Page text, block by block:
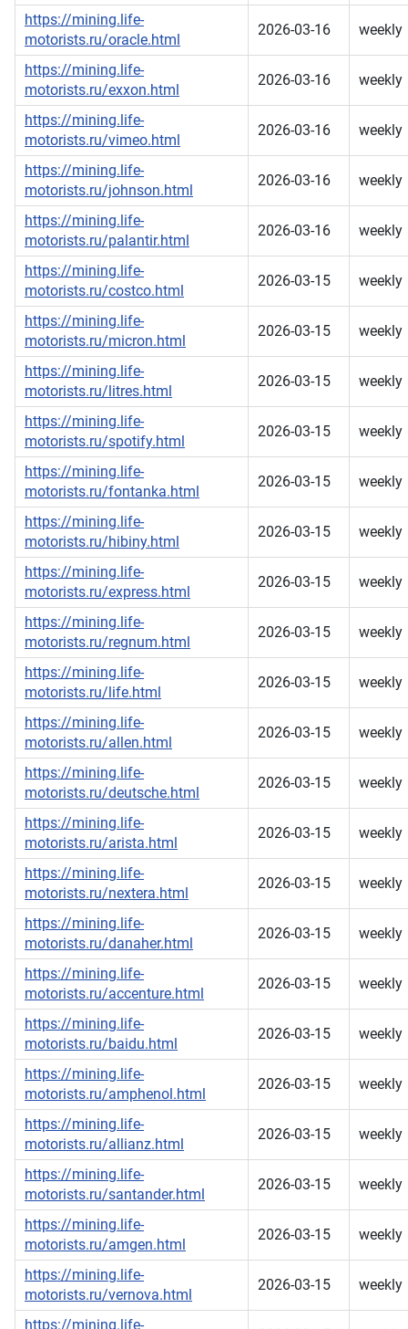
https://mining.life-
motorists.ru/oracle.html
2026-03-16 weekly
https://mining.life-
motorists.ru/exxon.html
2026-03-16 weekly
https://mining.life-
motorists.ru/vimeo.html
2026-03-16 weekly
https://mining.life-
motorists.ru/johnson.html
2026-03-16 weekly
https://mining.life-
motorists.ru/palantir.html
2026-03-16 weekly
https://mining.life-
motorists.ru/costco.html
2026-03-15 weekly
https://mining.life-
motorists.ru/micron.html
2026-03-15 weekly
https://mining.life-
motorists.ru/litres.html
2026-03-15 weekly
https://mining.life-
motorists.ru/spotify.html
2026-03-15 weekly
https://mining.life-
motorists.ru/fontanka.html
2026-03-15 weekly
https://mining.life-
motorists.ru/hibiny.html
2026-03-15 weekly
https://mining.life-
motorists.ru/express.html
2026-03-15 weekly
https://mining.life-
motorists.ru/regnum.html
2026-03-15 weekly
https://mining.life-
motorists.ru/life.html
2026-03-15 weekly
https://mining.life-
motorists.ru/allen.html
2026-03-15 weekly
https://mining.life-
motorists.ru/deutsche.html
2026-03-15 weekly
https://mining.life-
motorists.ru/arista.html
2026-03-15 weekly
https://mining.life-
motorists.ru/nextera.html
2026-03-15 weekly
https://mining.life-
motorists.ru/danaher.html
2026-03-15 weekly
https://mining.life-
motorists.ru/accenture.html
2026-03-15 weekly
https://mining.life-
motorists.ru/baidu.html
2026-03-15 weekly
https://mining.life-
motorists.ru/amphenol.html
2026-03-15 weekly
https://mining.life-
motorists.ru/allianz.html
2026-03-15 weekly
https://mining.life-
motorists.ru/santander.html
2026-03-15 weekly
https://mining.life-
motorists.ru/amgen.html
2026-03-15 weekly
https://mining.life-
motorists.ru/vernova.html
2026-03-15 weekly
https://mining.life-